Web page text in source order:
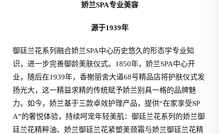
娇兰SPA专业美容
源于1939年
御廷兰花系列融合娇兰SPA中心历史悠久的形态学专业知
识，进一步完善御龄美肤仪式。1850年，娇兰SPA中心开
业，随后在1939年，香榭丽舍大道68号精品店将护肤仪式发
扬光大，这一精益求精的传统赋予娇兰别具一格的品牌魅
力。如今，娇兰基于三款卓效护理产品，提供“在家享受SP
A”的奢悦体验，持续呵宠年轻美肌：御廷兰花系列的娇兰御
廷兰花精粹油、娇兰御廷兰花紧塑美颈霜与娇兰御廷兰花精